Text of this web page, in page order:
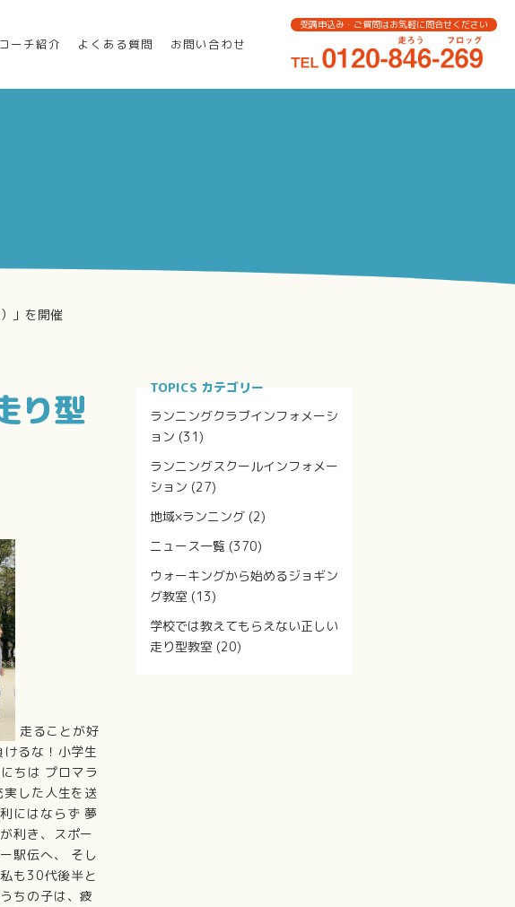
コーチ紹介 よくある質問 お問い合わせ
受講申込み・ご質問はお気軽に問合せください
」を開催
り型
走ることが好
るな！小学生
は プロマラ
した人生を送
にはならず 夢
利き、スポー
駅伝へ、 そし
も30代後半と
ちの子は、疲
TOPICS カテゴリー
ランニングクラブインフォメーシ
ョン (31)
ランニングスクールインフォメー
ション (27)
地域×ランニング(2)
ニュース一覧 (370)
ウォーキングから始めるジョギン
グ教室 (13)
学校では教えてもらえない正しい
走り型教室 (20)